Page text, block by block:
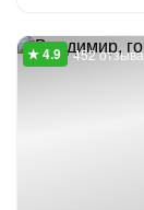
452 отзыва